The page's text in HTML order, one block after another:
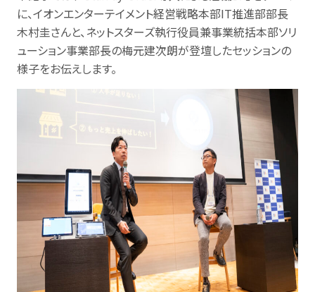
に、イオンエンターテイメント経営戦略本部IT推進部部長
木村圭さんと、ネットスターズ執行役員兼事業統括本部ソリ
ューション事業部長の梅元建次朗が登壇したセッションの
様子をお伝えします。